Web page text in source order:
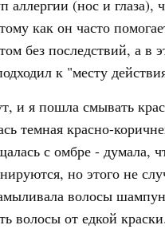
аллергии (нос и глаза),
как он часто
без последствий, а в
к "месту
и я пошла смывать
темная красно-
с омбре - думала,
но этого не
волосы
волосы от едкой краски.